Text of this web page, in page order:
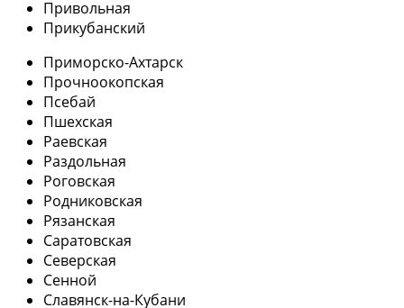
Привольная
Прикубанский
Приморско-Ахтарск
Прочноокопская
Псебай
Пшехская
Раевская
Раздольная
Роговская
Родниковская
Рязанская
Саратовская
Северская
Сенной
Славянск-на-Кубани